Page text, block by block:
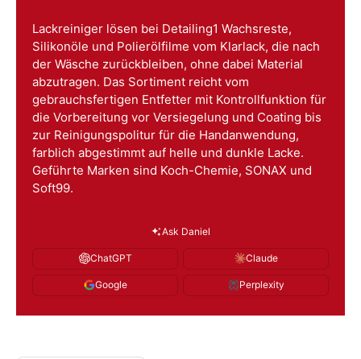
Lackreiniger lösen bei Detailing1 Wachsreste,
Silikonöle und Polierölfilme vom Klarlack, die nach
der Wäsche zurückbleiben, ohne dabei Material
abzutragen. Das Sortiment reicht vom
gebrauchsfertigen Entfetter mit Kontrollfunktion für
die Vorbereitung vor Versiegelung und Coating bis
zur Reinigungspolitur für die Handanwendung,
farblich abgestimmt auf helle und dunkle Lacke.
Geführte Marken sind Koch-Chemie, SONAX und
Soft99.
Ask Daniel
ChatGPT Claude
Google Perplexity